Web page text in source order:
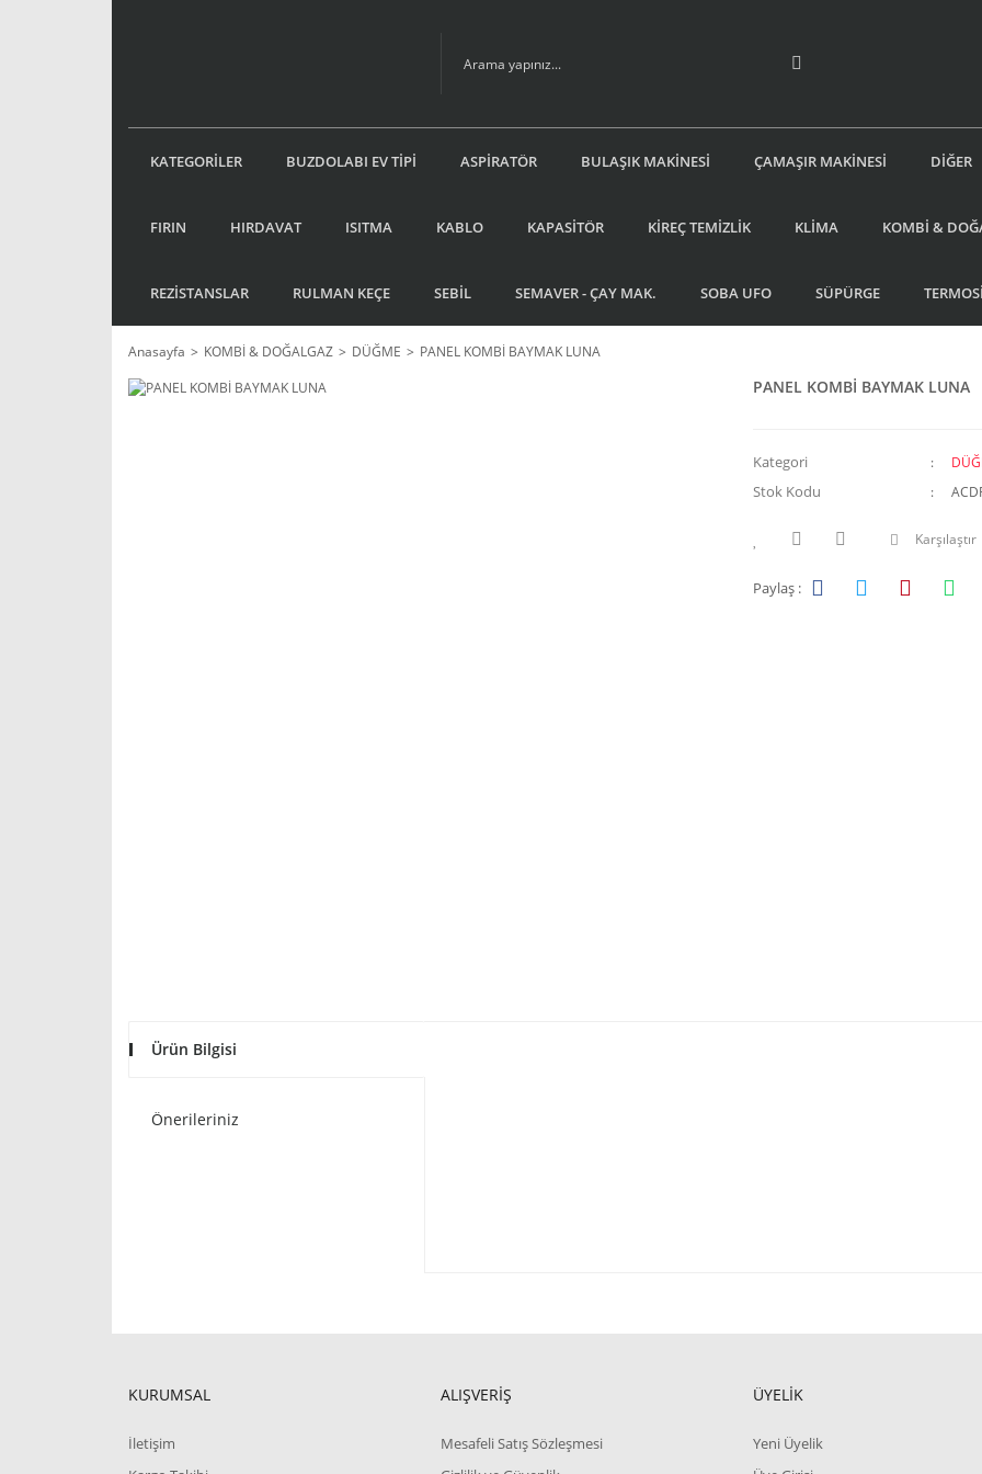
KATEGORİLER BUZDOLABI EV TİPİ ASPİRATÖR BULAŞIK MAKİNESİ ÇAMAŞIR MAKİNESİ DİĞER
FIRIN HIRDAVAT ISITMA KABLO KAPASİTÖR KİREÇ TEMİZLİK KLİMA KOMBİ &
REZİSTANSLAR RULMAN KEÇE SEBİL SEMAVER - ÇAY MAK. SOBA UFO SÜPÜRGE
Anasayfa KOMBİ & DOĞALGAZ DÜĞME PANEL KOMBİ BAYMAK LUNA
PANEL KOMBİ BAYMAK LUNA
Kategori
Stok Kodu
Karşılaştır
Paylaş :
Ürün Bilgisi
Önerileriniz
KURUMSAL
İletişim
ALIŞVERİŞ
Mesafeli Satış Sözleşmesi
ÜYELİK
Yeni Üyelik